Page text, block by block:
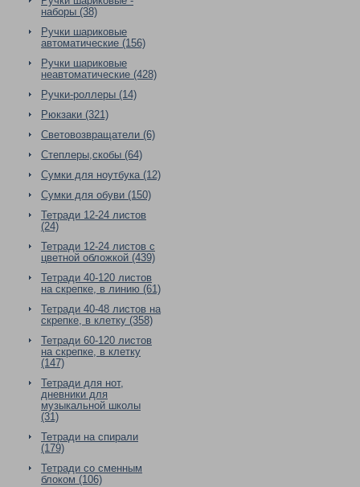
наборы (38)
Ручки шариковые
автоматические (156)
Ручки шариковые
неавтоматические (428)
Ручки-роллеры (14)
Рюкзаки (321)
Световозвращатели (6)
Степлеры,скобы (64)
Сумки для ноутбука (12)
Сумки для обуви (150)
Тетради 12-24 листов
(24)
Тетради 12-24 листов с
цветной обложкой (439)
Тетради 40-120 листов
на скрепке, в линию (61)
Тетради 40-48 листов на
скрепке, в клетку (358)
Тетради 60-120 листов
на скрепке, в клетку
(147)
Тетради для нот,
дневники для
музыкальной школы
(31)
Тетради на спирали
(179)
Тетради со сменным
блоком (106)